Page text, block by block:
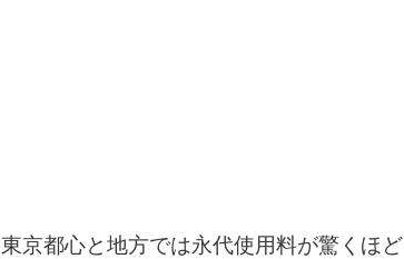
京都心と地方では永代使用料が驚くほど